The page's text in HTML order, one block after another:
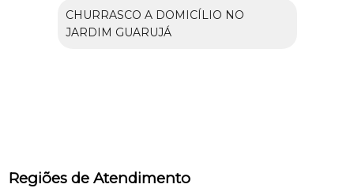
CHURRASCO A DOMICÍLIO NO
JARDIM GUARUJÁ
Regiões de Atendimento